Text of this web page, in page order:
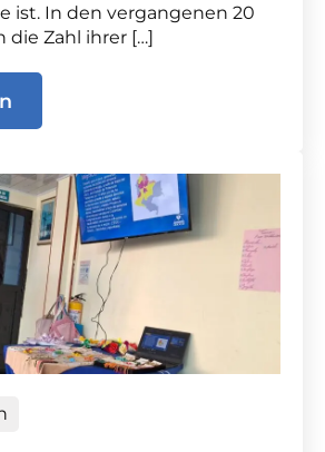
ist. In den vergangenen 20
die Zahl ihrer […]